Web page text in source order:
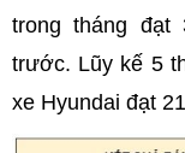
trong tháng đạt
trước. Lũy kế 5
xe Hyundai đạt